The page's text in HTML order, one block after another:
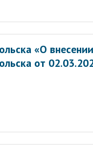
«О
от